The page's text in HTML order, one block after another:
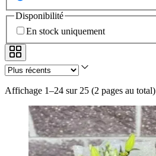
Disponibilité
En stock uniquement
Affichage 1–24 sur 25 (2 pages au total)